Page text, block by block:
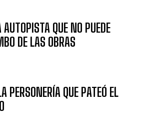
QUE NO PUEDE
DE LAS OBRAS
PERSONERÍA QUE PATEÓ EL